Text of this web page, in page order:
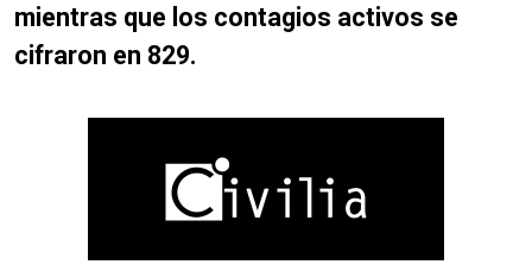
mientras que los contagios activos se
cifraron en 829.